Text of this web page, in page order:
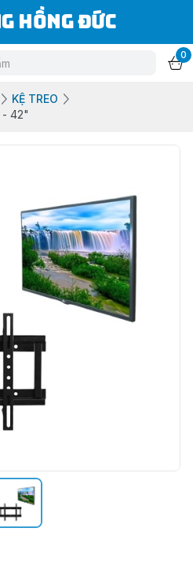
Hồng Đức
0
KỆ TREO
- 42"